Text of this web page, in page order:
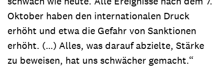
Oktober haben den internationalen Druck
erhöht und etwa die Gefahr von Sanktionen
erhöht. (…) Alles, was darauf abzielte, Stärke
zu beweisen, hat uns schwächer gemacht.“